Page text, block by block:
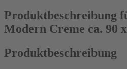
Produktbeschreibung
Modern Creme ca. 90
Produktbeschreibung